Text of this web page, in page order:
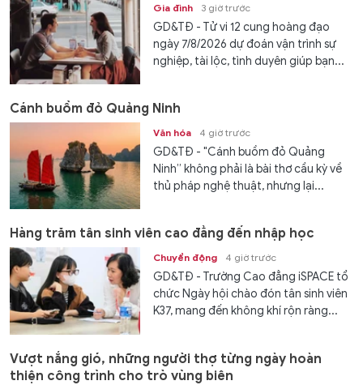
Gia đình 3 giờ trước
GD&TĐ - Tử vi 12 cung hoàng đạo
ngày 7/8/2026 dự đoán vận trình sự
nghiệp, tài lộc, tình duyên giúp bạn...
Cánh buồm đỏ Quảng Ninh
Văn hóa 4 giờ trước
GD&TĐ - "Cánh buồm đỏ Quảng
Ninh” không phải là bài thơ cầu kỳ về
thủ pháp nghệ thuật, nhưng lại...
Hàng trăm tân sinh viên cao đẳng đến nhập học
Chuyển động 4 giờ trước
GD&TĐ - Trường Cao đẳng iSPACE tổ
chức Ngày hội chào đón tân sinh viên
K37, mang đến không khí rộn ràng...
Vượt nắng gió, những người thợ từng ngày hoàn
thiện công trình cho trò vùng biên